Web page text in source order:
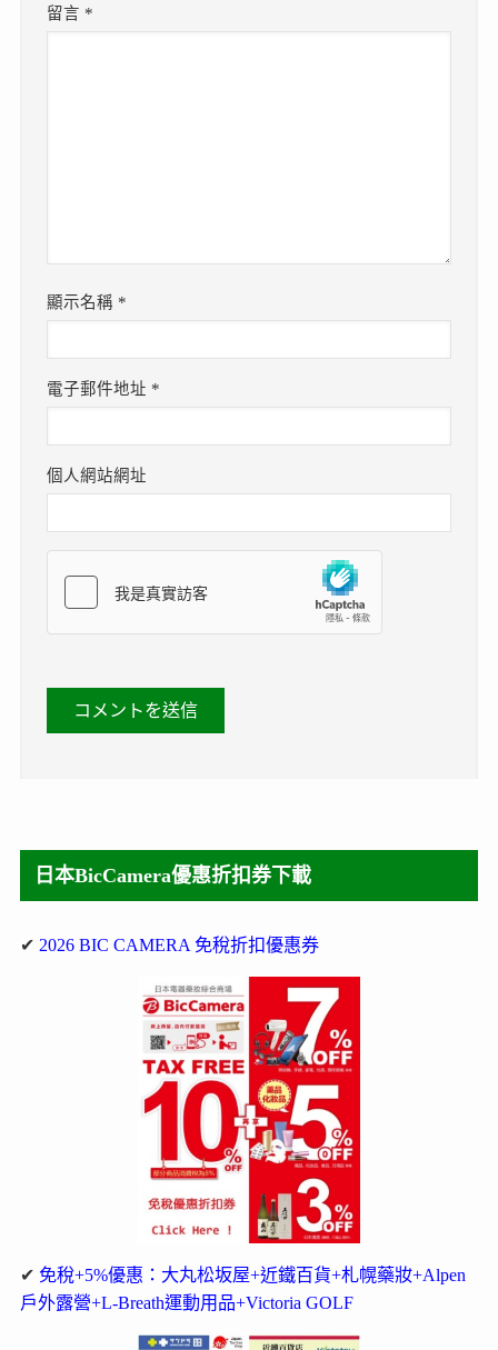
留言 *
顯示名稱 *
電子郵件地址 *
個人網站網址
日本BicCamera優惠折扣券下載
✔ 2026 BIC CAMERA 免稅折扣優惠券
✔ 免稅+5%優惠：大丸松坂屋+近鐵百貨+札幌藥妝+Alpen
戶外露營+L-Breath運動用品+Victoria GOLF